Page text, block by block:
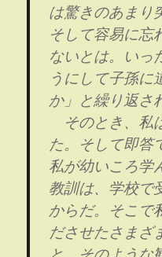
は驚きのあまり
そして容易に忘
ないとは。いっ
うにして子孫に
か」と繰り返さ
そのとき、私
た。そして即答
私が幼いころ学
教訓は、学校で
からだ。そこで
ださせたさまざ